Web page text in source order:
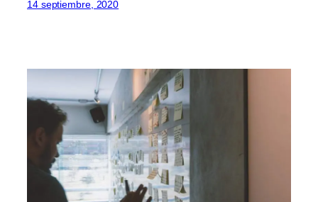
14 septiembre, 2020